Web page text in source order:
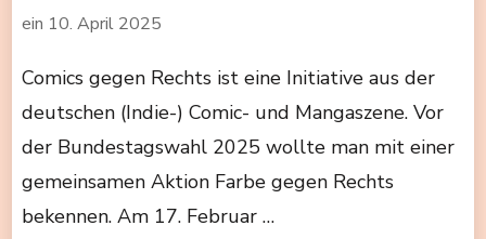
ein 10. April 2025
Comics gegen Rechts ist eine Initiative aus der
deutschen (Indie-) Comic- und Mangaszene. Vor
der Bundestagswahl 2025 wollte man mit einer
gemeinsamen Aktion Farbe gegen Rechts
bekennen. Am 17. Februar …